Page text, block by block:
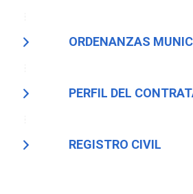
ORDENANZAS
PERFIL DEL
REGISTRO CIVIL